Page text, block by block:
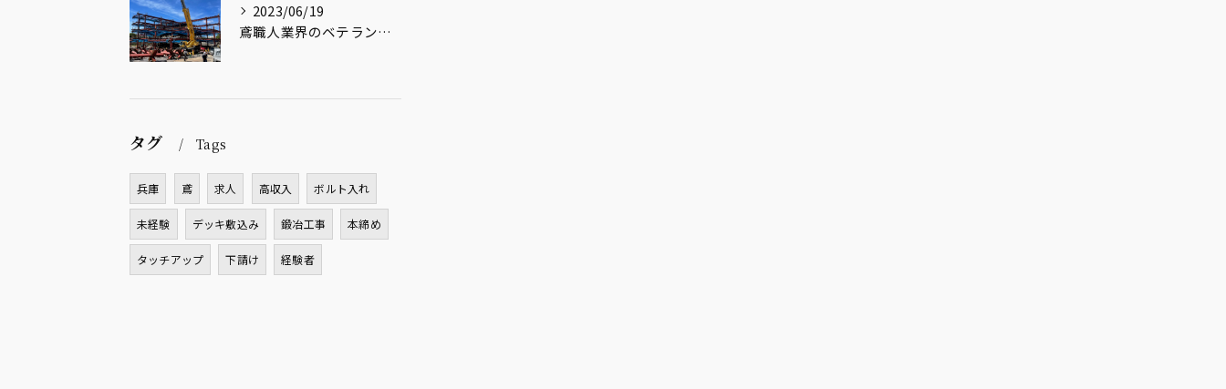
2023/06/19
鳶職人業界のベテランが大型商業施設の工事も安心して引き受けます
タグ Tags
兵庫 鳶 求人 高収入 ボルト入れ
未経験 デッキ敷込み 鍛冶工事 本締め
タッチアップ 下請け 経験者